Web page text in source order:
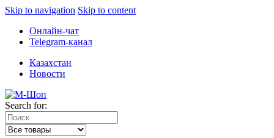
Skip to navigation Skip to content
Онлайн-чат
Telegram-канал
Казахстан
Новости
Search for: